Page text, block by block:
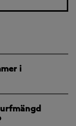
i